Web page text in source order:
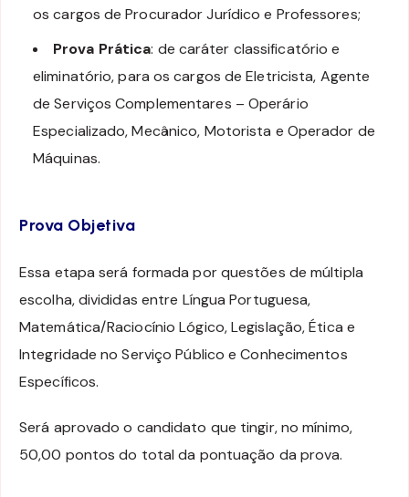
os cargos de Procurador Jurídico e Professores;
Prova Prática: de caráter classificatório e
eliminatório, para os cargos de Eletricista, Agente
de Serviços Complementares – Operário
Especializado, Mecânico, Motorista e Operador de
Máquinas.
Prova Objetiva
Essa etapa será formada por questões de múltipla
escolha, divididas entre Língua Portuguesa,
Matemática/Raciocínio Lógico, Legislação, Ética e
Integridade no Serviço Público e Conhecimentos
Específicos.
Será aprovado o candidato que tingir, no mínimo,
50,00 pontos do total da pontuação da prova.